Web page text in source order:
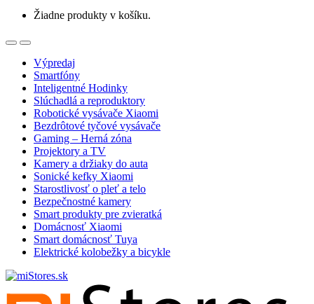
Žiadne produkty v košíku.
OpenClose
Výpredaj
Smartfóny
Inteligentné Hodinky
Slúchadlá a reproduktory
Robotické vysávače Xiaomi
Bezdrôtové tyčové vysávače
Gaming – Herná zóna
Projektory a TV
Kamery a držiaky do auta
Sonické kefky Xiaomi
Starostlivosť o pleť a telo
Bezpečnostné kamery
Smart produkty pre zvieratká
Domácnosť Xiaomi
Smart domácnosť Tuya
Elektrické kolobežky a bicykle